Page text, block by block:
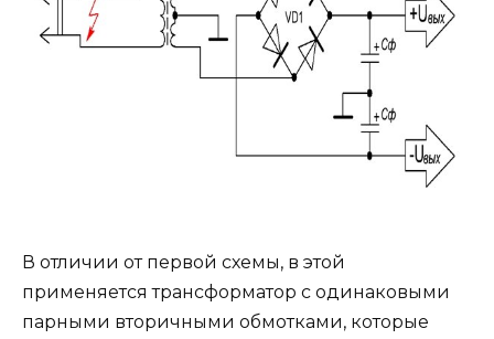
В отличии от первой схемы, в этой
применяется трансформатор с одинаковыми
парными вторичными обмотками, которые